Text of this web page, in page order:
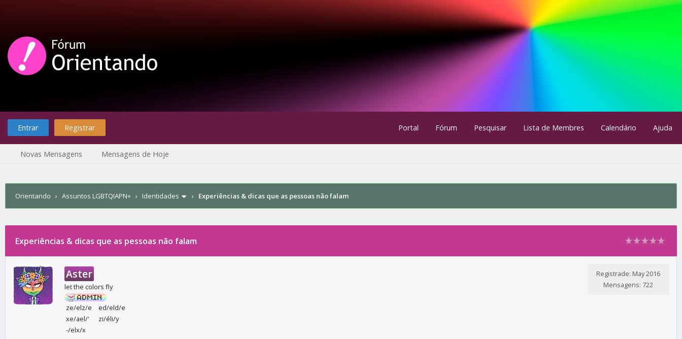
Entrar Registrar Portal Fórum Pesquisar Lista de Membres Calendário Ajuda
Novas Mensagens Mensagens de Hoje
Orientando › Assuntos LGBTQIAPN+ › Identidades › Experiências & dicas que as pessoas não falam
0 votos - 0 média
1
2
3
4
5
Experiências & dicas que as pessoas não falam
Aster
let the colors fly
ze/elz/e
ed/eld/e
xe/ael/'
zi/éli/y
-/elx/x
Registrade: May 2016
Mensagens: 722